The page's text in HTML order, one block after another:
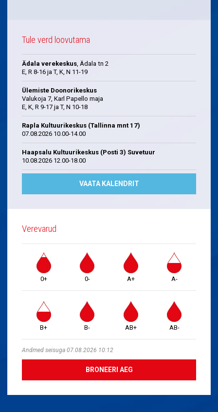
Tule verd loovutama
Ädala verekeskus, Ädala tn 2
E, R 8-16 ja T, K, N 11-19
Ülemiste Doonorikeskus
Valukoja 7, Karl Papello maja
E, K, R 9-17 ja T, N 10-18
Rapla Kultuurikeskus (Tallinna mnt 17)
07.08.2026 10.00-14.00
Haapsalu Kultuurikeskus (Posti 3) Suvetuur
10.08.2026 12.00-18.00
VAATA KALENDRIT
Verevarud
0+ 0- A+ A-
B+ B- AB+ AB-
Andmed seisuga 07.08.2026 10:12
BRONEERI AEG